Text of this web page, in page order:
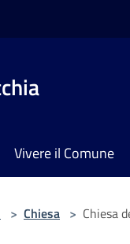
Vivere il Comune
> Chiesa > Chiesa